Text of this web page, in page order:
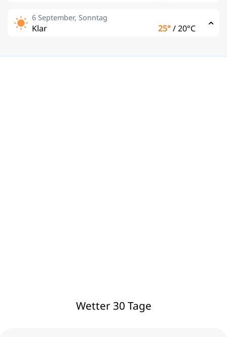
6 September, Sonntag
Klar 25°/20°C
Wetter 30 Tage